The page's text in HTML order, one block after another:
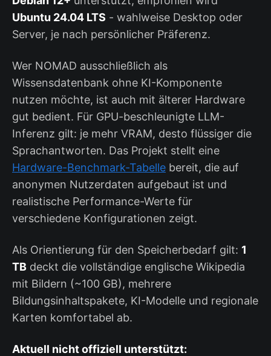
Ubuntu 24.04 LTS - wahlweise Desktop oder
Server, je nach persönlicher Präferenz.
Wer NOMAD ausschließlich als
Wissensdatenbank ohne KI-Komponente
nutzen möchte, ist auch mit älterer Hardware
gut bedient. Für GPU-beschleunigte LLM-
Inferenz gilt: je mehr VRAM, desto flüssiger die
Sprachantworten. Das Projekt stellt eine
Hardware-Benchmark-Tabelle bereit, die auf
anonymen Nutzerdaten aufgebaut ist und
realistische Performance-Werte für
verschiedene Konfigurationen zeigt.
Als Orientierung für den Speicherbedarf gilt: 1
TB deckt die vollständige englische Wikipedia
mit Bildern (~100 GB), mehrere
Bildungsinhaltspakete, KI-Modelle und regionale
Karten komfortabel ab.
Aktuell nicht offiziell unterstützt: